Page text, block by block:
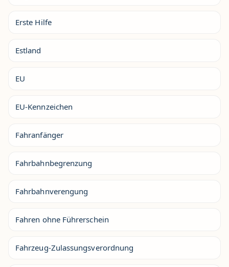
Erste Hilfe
Estland
EU
EU-Kennzeichen
Fahranfänger
Fahrbahnbegrenzung
Fahrbahnverengung
Fahren ohne Führerschein
Fahrzeug-Zulassungsverordnung